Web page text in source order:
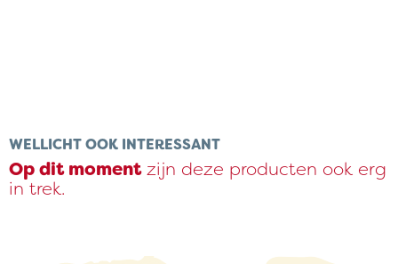
Privacybeleid
WELLICHT OOK INTERESSANT
Op dit momentzijn deze producten ook erg
in trek.